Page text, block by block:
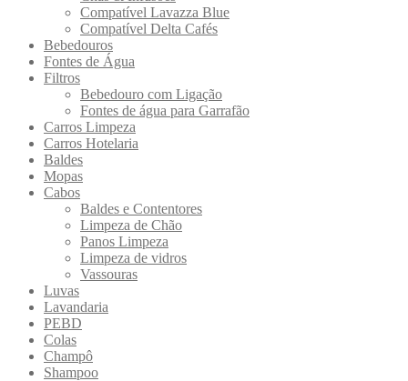
Compatível Lavazza Blue
Compatível Delta Cafés
Bebedouros
Fontes de Água
Filtros
Bebedouro com Ligação
Fontes de água para Garrafão
Carros Limpeza
Carros Hotelaria
Baldes
Mopas
Cabos
Baldes e Contentores
Limpeza de Chão
Panos Limpeza
Limpeza de vidros
Vassouras
Luvas
Lavandaria
PEBD
Colas
Champô
Shampoo